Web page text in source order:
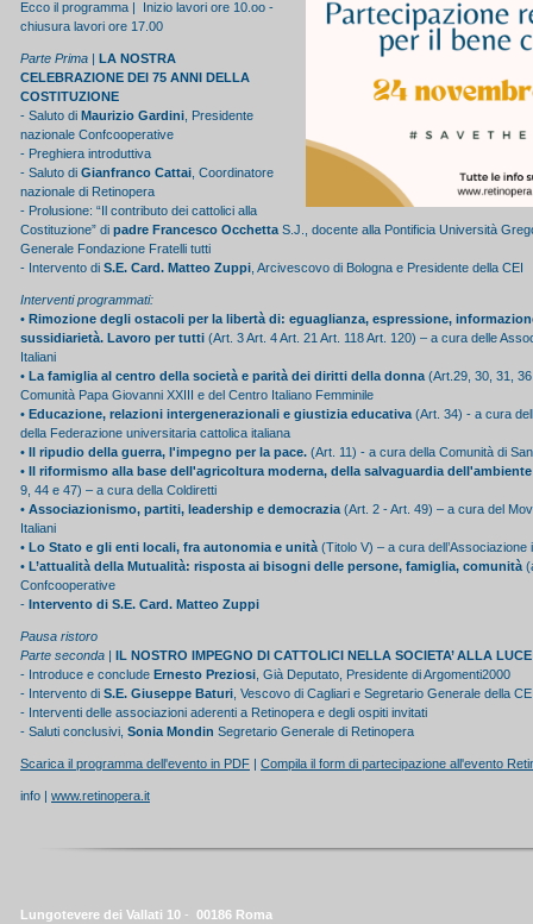
Ecco il programma | Inizio lavori ore 10.oo -
chiusura lavori ore 17.00
Parte Prima | LA NOSTRA
CELEBRAZIONE DEI 75 ANNI DELLA
COSTITUZIONE
- Saluto di Maurizio Gardini , Presidente
nazionale Confcooperative
- Preghiera introduttiva
- Saluto di Gianfranco Cattai , Coordinatore
nazionale di Retinopera
- Prolusione: “Il contributo dei cattolici alla
Costituzione” di padre Francesco Occhetta S.J., docente alla Pontificia Università
Generale Fondazione Fratelli tutti
- Intervento di S.E. Card. Matteo Zuppi , Arcivescovo di Bologna e Presidente della CEI
Interventi programmati:
• Rimozione degli ostacoli per la libertà di: eguaglianza, espressione,
sussidiarietà. Lavoro per tutti (Art. 3 Art. 4 Art. 21 Art. 118 Art. 120) – a cura delle
Italiani
• La famiglia al centro della società e parità dei diritti della donna (Art.29, 30, 31,
Comunità Papa Giovanni XXIII e del Centro Italiano Femminile
• Educazione, relazioni intergenerazionali e giustizia educativa (Art. 34) - a cura
della Federazione universitaria cattolica italiana
• Il ripudio della guerra, l'impegno per la pace. (Art. 11) - a cura della Comunità di
• Il riformismo alla base dell'agricoltura moderna, della salvaguardia
9, 44 e 47) – a cura della Coldiretti
• Associazionismo, partiti, leadership e democrazia (Art. 2 - Art. 49) – a cura del
Italiani
• Lo Stato e gli enti locali, fra autonomia e unità (Titolo V) – a cura
• L’attualità della Mutualità: risposta ai bisogni delle persone, famiglia, comunità
Confcooperative
- Intervento di S.E. Card. Matteo Zuppi
Pausa ristoro
Parte seconda | IL NOSTRO IMPEGNO DI CATTOLICI NELLA SOCIETA’ ALLA
- Introduce e conclude Ernesto Preziosi , Già Deputato, Presidente di Argomenti2000
- Intervento di S.E. Giuseppe Baturi , Vescovo di Cagliari e Segretario Generale della
- Interventi delle associazioni aderenti a Retinopera e degli ospiti invitati
- Saluti conclusivi, Sonia Mondin Segretario Generale di Retinopera
Scarica il programma dell'evento in PDF | Compila il form di partecipazione all'evento
info | www.retinopera.it
Lungotevere dei Vallati 10 - 00186 Roma